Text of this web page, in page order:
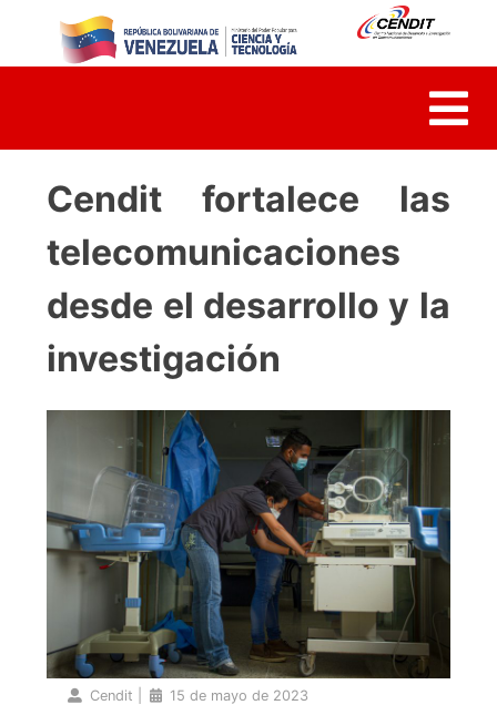
Cendit fortalece las
telecomunicaciones
desde el desarrollo y la
investigación
Cendit
15 de mayo de 2023